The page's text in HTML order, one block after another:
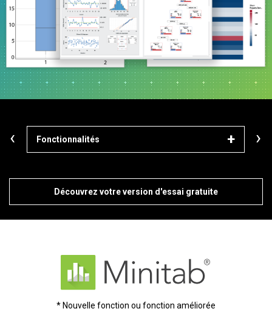
Fonctionnalités
‹ ›
Découvrez votre version d'essai gratuite
* Nouvelle fonction ou fonction améliorée